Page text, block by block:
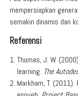
mempersiapkan
semakin dinamis dan
Referensi
Thomas, J. W.
learning. The
Markham, T.